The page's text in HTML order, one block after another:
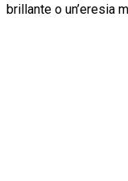
brillante o un’eresia